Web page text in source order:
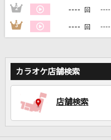
2 ---- 回 ----
3 ---- 回 ----
カラオケ店舗検索
店舗検索